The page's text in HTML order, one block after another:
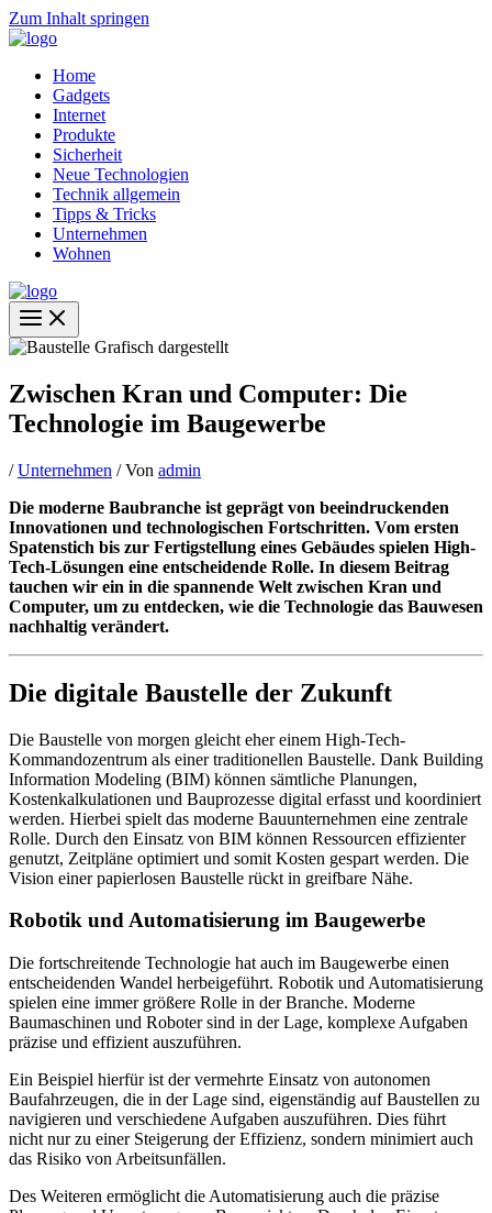
Zum Inhalt springen
Home
Gadgets
Internet
Produkte
Sicherheit
Neue Technologien
Technik allgemein
Tipps & Tricks
Unternehmen
Wohnen
Zwischen Kran und Computer: Die
Technologie im Baugewerbe
/Unternehmen / Von admin
Die moderne Baubranche ist geprägt von beeindruckenden
Innovationen und technologischen Fortschritten. Vom ersten
Spatenstich bis zur Fertigstellung eines Gebäudes spielen High-
Tech-Lösungen eine entscheidende Rolle. In diesem Beitrag
tauchen wir ein in die spannende Welt zwischen Kran und
Computer, um zu entdecken, wie die Technologie das Bauwesen
nachhaltig verändert.
Die digitale Baustelle der Zukunft
Die Baustelle von morgen gleicht eher einem High-Tech-
Kommandozentrum als einer traditionellen Baustelle. Dank Building
Information Modeling (BIM) können sämtliche Planungen,
Kostenkalkulationen und Bauprozesse digital erfasst und koordiniert
werden. Hierbei spielt das moderne Bauunternehmen eine zentrale
Rolle. Durch den Einsatz von BIM können Ressourcen effizienter
genutzt, Zeitpläne optimiert und somit Kosten gespart werden. Die
Vision einer papierlosen Baustelle rückt in greifbare Nähe.
Robotik und Automatisierung im Baugewerbe
Die fortschreitende Technologie hat auch im Baugewerbe einen
entscheidenden Wandel herbeigeführt. Robotik und Automatisierung
spielen eine immer größere Rolle in der Branche. Moderne
Baumaschinen und Roboter sind in der Lage, komplexe Aufgaben
präzise und effizient auszuführen.
Ein Beispiel hierfür ist der vermehrte Einsatz von autonomen
Baufahrzeugen, die in der Lage sind, eigenständig auf Baustellen zu
navigieren und verschiedene Aufgaben auszuführen. Dies führt
nicht nur zu einer Steigerung der Effizienz, sondern minimiert auch
das Risiko von Arbeitsunfällen.
Des Weiteren ermöglicht die Automatisierung auch die präzise